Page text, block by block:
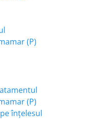
(P)
(P)
înțelesul